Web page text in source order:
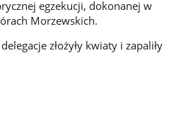
egzekucji, dokonanej w
Morzewskich.
złożyły kwiaty i zapaliły